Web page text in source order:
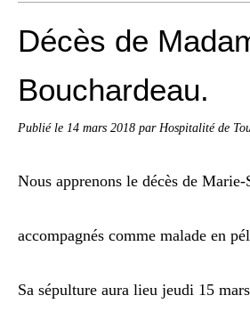
Décès de
Bouchardeau.
Publié le 14 mars 2018 par Hospitalité de
Nous apprenons le décès de
accompagnés comme malade en
Sa sépulture aura lieu jeudi 15